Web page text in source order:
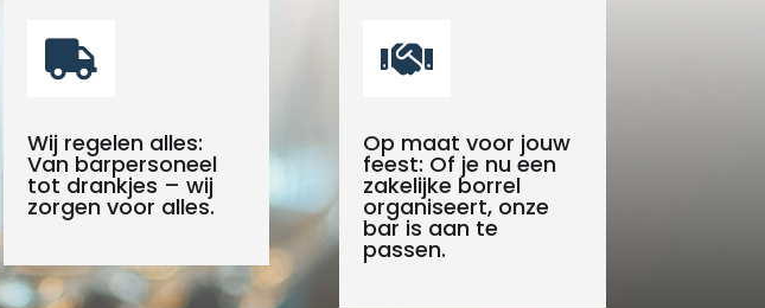

Wij regelen alles:
Van barpersoneel
tot drankjes – wij
zorgen voor alles.

Op maat voor jouw
feest: Of je nu een
zakelijke borrel
organiseert, onze
bar is aan te
passen.